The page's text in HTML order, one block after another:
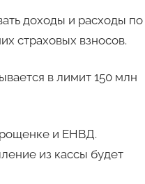
доходы и расходы по
страховых взносов.
в лимит 150 млн
и ЕНВД.
из кассы будет